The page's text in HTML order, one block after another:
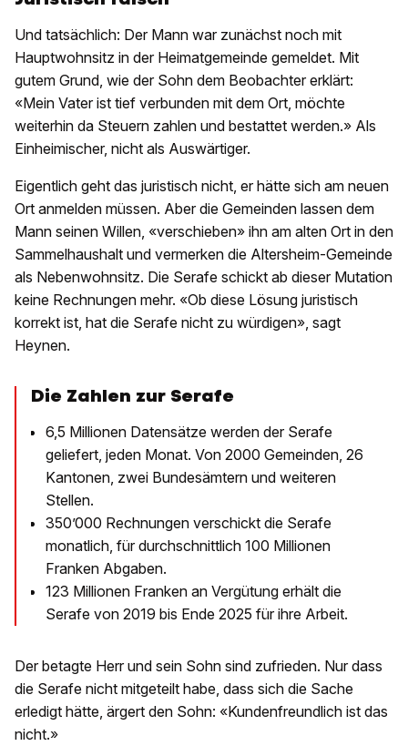
Und tatsächlich: Der Mann war zunächst noch mit
Hauptwohnsitz in der Heimatgemeinde gemeldet. Mit
gutem Grund, wie der Sohn dem Beobachter erklärt:
«Mein Vater ist tief verbunden mit dem Ort, möchte
weiterhin da Steuern zahlen und bestattet werden.» Als
Einheimischer, nicht als Auswärtiger.
Eigentlich geht das juristisch nicht, er hätte sich am neuen
Ort anmelden müssen. Aber die Gemeinden lassen dem
Mann seinen Willen, «verschieben» ihn am alten Ort in den
Sammelhaushalt und vermerken die Altersheim-Gemeinde
als Nebenwohnsitz. Die Serafe schickt ab dieser Mutation
keine Rechnungen mehr. «Ob diese Lösung juristisch
korrekt ist, hat die Serafe nicht zu würdigen», sagt
Heynen.
Die Zahlen zur Serafe
6,5 Millionen Datensätze werden der Serafe
geliefert, jeden Monat. Von 2000 Gemeinden, 26
Kantonen, zwei Bundesämtern und weiteren
Stellen.
350’000 Rechnungen verschickt die Serafe
monatlich, für durchschnittlich 100 Millionen
Franken Abgaben.
123 Millionen Franken an Vergütung erhält die
Serafe von 2019 bis Ende 2025 für ihre Arbeit.
Der betagte Herr und sein Sohn sind zufrieden. Nur dass
die Serafe nicht mitgeteilt habe, dass sich die Sache
erledigt hätte, ärgert den Sohn: «Kundenfreundlich ist das
nicht.»